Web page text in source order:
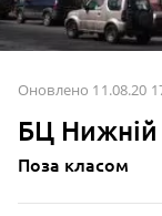
Оновлено 11.08.20
БЦ Нижній
Поза класом